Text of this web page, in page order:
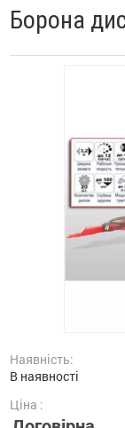
Борона
Наявність:
В наявності
Ціна :